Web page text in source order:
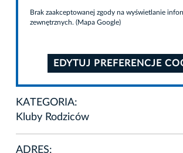
Brak zaakceptowanej zgody na wyświetlanie
zewnętrznych. (Mapa Google)
EDYTUJ PREFERENCJE
KATEGORIA:
Kluby Rodziców
ADRES: